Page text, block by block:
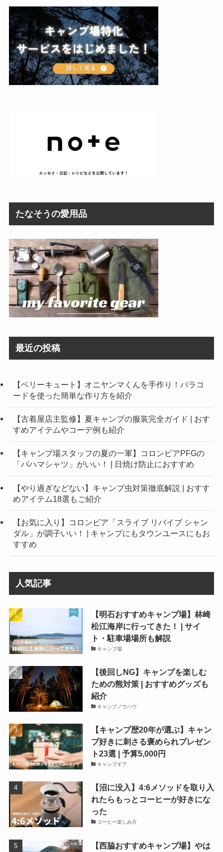
たなそうの愛用品
最近の投稿
【ベリーキュート】オニヤンマくんを手作り！パラコ
ードを使った簡単な作り方を紹介
【古着屋店主監修】夏キャンプの服装完全ガイド | おす
すめアイテムやコーデ例も紹介
【キャンプ場スタッフの夏の一軍】コロンビアPFGの
「バハマシャツ」がいい！ | 日焼け防止におすすめ
【やり過ぎなどない】キャンプ虫対策徹底解説 | おすす
めアイテム18選もご紹介
【お気に入り】コロンビア「スライブ リバイブ シャン
ダル」が調子いい！ | キャンプにもタウンユースにもお
すすめ
人気記事
【明石おすすめキャンプ場】林崎
松江海岸に行ってきた！ | サイ
ト・駐車場場所も解説
キャンプ場
【後回しNG】キャンプを楽しむ
ための熊対策 | おすすめグッズも
紹介
キャンプノウハウ
【キャンプ歴20年が選ぶ】キャン
プ好きに刺さる褒められプレゼン
ト23選 | 予算5,000円
キャンプギア
【沼に没入】4:6メソッドを取り入
れたらもっとコーヒーが好きにな
った
コーヒー楽しみ方
【西脇おすすめキャンプ場】やは